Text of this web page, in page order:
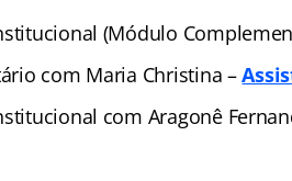
(Módulo
com Maria Christina –
com Aragonê